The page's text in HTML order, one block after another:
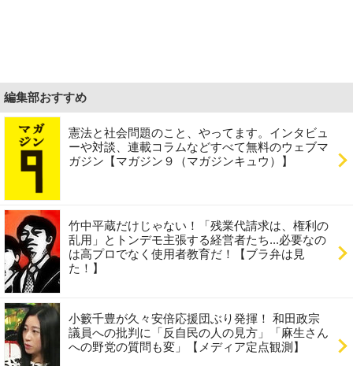
編集部おすすめ
憲法と社会問題のこと、やってます。インタビュ
ーや対談、連載コラムなどすべて無料のウェブマ
ガジン【マガジン９（マガジンキュウ）】
竹中平蔵だけじゃない！「残業代請求は、権利の
乱用」とトンデモ主張する経営者たち...必要なの
は高プロでなく使用者教育だ！【ブラ弁は見
た！】
小籔千豊が久々安倍応援団ぶり発揮！ 和田政宗
議員への批判に「反自民の人の見方」「麻生さん
への野党の質問も変」【メディア定点観測】